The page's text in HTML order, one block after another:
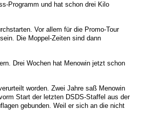
Programm und hat schon drei Kilo
Vor allem für die Promo-Tour
Die Moppel-Zeiten sind dann
Drei Wochen hat Menowin jetzt schon
worden. Zwei Jahre saß Menowin
Start der letzten DSDS-Staffel aus der
gebunden. Weil er sich an die nicht